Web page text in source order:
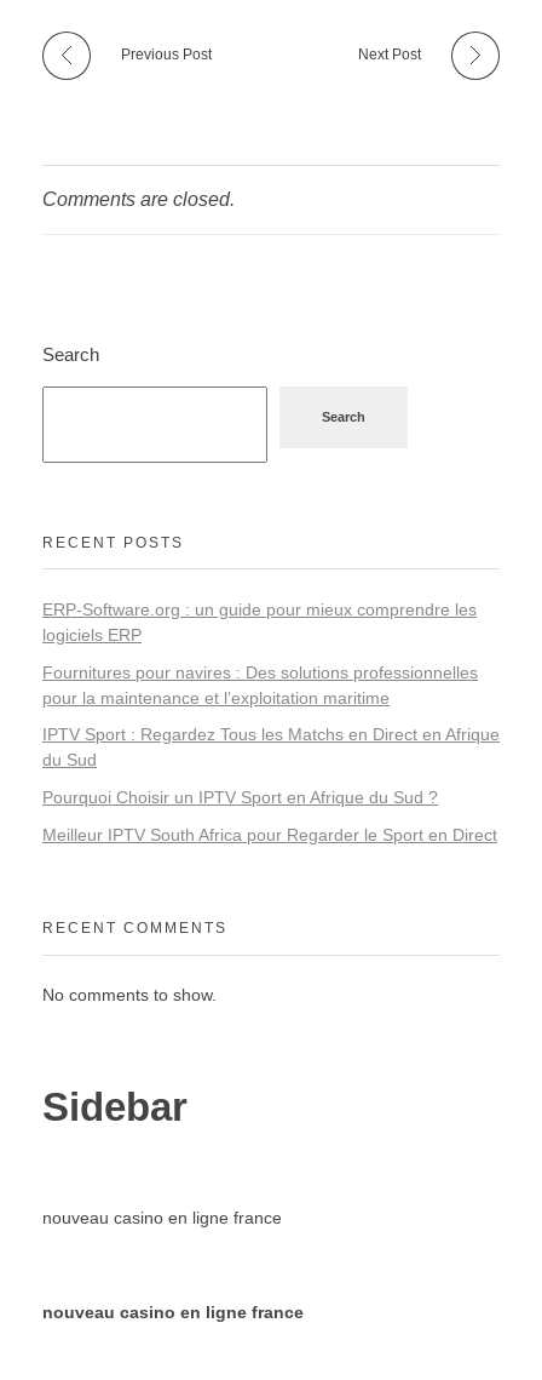
Previous Post Next Post
Comments are closed.
Search
Search
RECENT POSTS
ERP-Software.org : un guide pour mieux comprendre les
logiciels ERP
Fournitures pour navires : Des solutions professionnelles
pour la maintenance et l’exploitation maritime
IPTV Sport : Regardez Tous les Matchs en Direct en Afrique
du Sud
Pourquoi Choisir un IPTV Sport en Afrique du Sud ?
Meilleur IPTV South Africa pour Regarder le Sport en Direct
RECENT COMMENTS
No comments to show.
Sidebar
nouveau casino en ligne france
nouveau casino en ligne france